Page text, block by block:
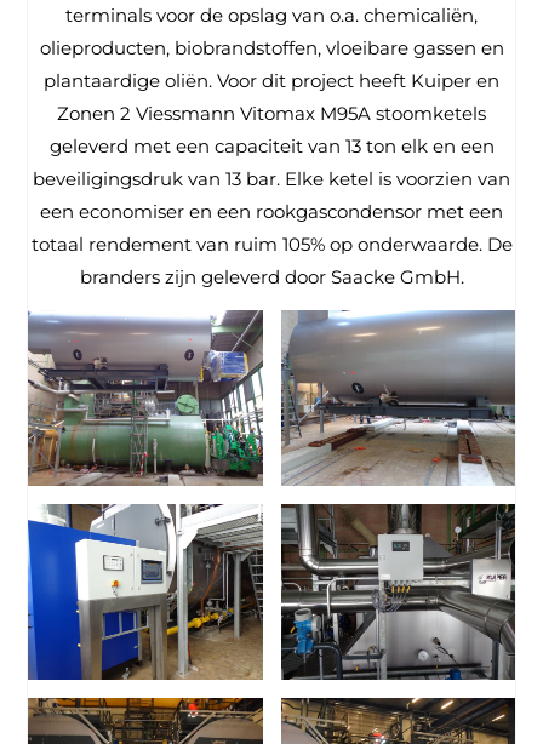
terminals voor de opslag van o.a. chemicaliën,
olieproducten, biobrandstoffen, vloeibare gassen en
plantaardige oliën. Voor dit project heeft Kuiper en
Zonen 2 Viessmann Vitomax M95A stoomketels
geleverd met een capaciteit van 13 ton elk en een
beveiligingsdruk van 13 bar. Elke ketel is voorzien van
een economiser en een rookgascondensor met een
totaal rendement van ruim 105% op onderwaarde. De
branders zijn geleverd door Saacke GmbH.